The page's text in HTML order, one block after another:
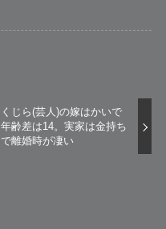
くじら(芸人)の嫁はかいで
年齢差は14。実家は金持ち
で離婚時が凄い